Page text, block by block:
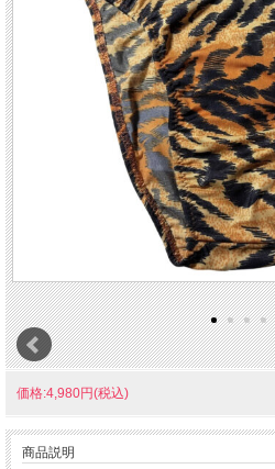
価格:4,980円(税込)
商品説明